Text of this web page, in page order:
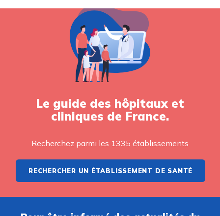
Le guide des hôpitaux et
cliniques de France.
Recherchez parmi les 1335 établissements
RECHERCHER UN ÉTABLISSEMENT DE SANTÉ